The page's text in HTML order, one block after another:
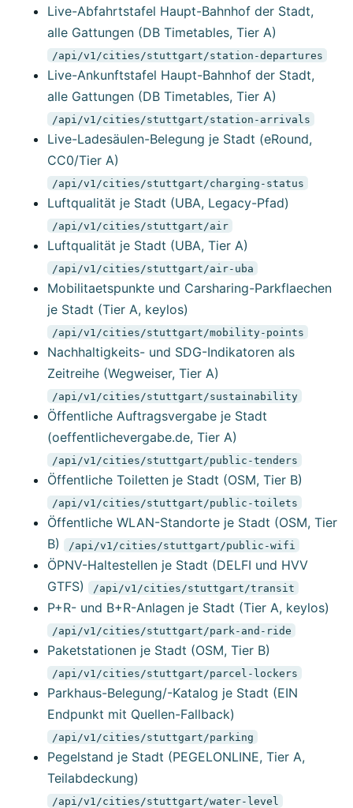
Live-Abfahrtstafel Haupt-Bahnhof der Stadt,
alle Gattungen (DB Timetables, Tier A)
/api/v1/cities/stuttgart/station-departures
Live-Ankunftstafel Haupt-Bahnhof der Stadt,
alle Gattungen (DB Timetables, Tier A)
/api/v1/cities/stuttgart/station-arrivals
Live-Ladesäulen-Belegung je Stadt (eRound,
CC0/Tier A)
/api/v1/cities/stuttgart/charging-status
Luftqualität je Stadt (UBA, Legacy-Pfad)
/api/v1/cities/stuttgart/air
Luftqualität je Stadt (UBA, Tier A)
/api/v1/cities/stuttgart/air-uba
Mobilitaetspunkte und Carsharing-Parkflaechen
je Stadt (Tier A, keylos)
/api/v1/cities/stuttgart/mobility-points
Nachhaltigkeits- und SDG-Indikatoren als
Zeitreihe (Wegweiser, Tier A)
/api/v1/cities/stuttgart/sustainability
Öffentliche Auftragsvergabe je Stadt
(oeffentlichevergabe.de, Tier A)
/api/v1/cities/stuttgart/public-tenders
Öffentliche Toiletten je Stadt (OSM, Tier B)
/api/v1/cities/stuttgart/public-toilets
Öffentliche WLAN-Standorte je Stadt (OSM, Tier
B)
/api/v1/cities/stuttgart/public-wifi
ÖPNV-Haltestellen je Stadt (DELFI und HVV
GTFS)
/api/v1/cities/stuttgart/transit
P+R- und B+R-Anlagen je Stadt (Tier A, keylos)
/api/v1/cities/stuttgart/park-and-ride
Paketstationen je Stadt (OSM, Tier B)
/api/v1/cities/stuttgart/parcel-lockers
Parkhaus-Belegung/-Katalog je Stadt (EIN
Endpunkt mit Quellen-Fallback)
/api/v1/cities/stuttgart/parking
Pegelstand je Stadt (PEGELONLINE, Tier A,
Teilabdeckung)
/api/v1/cities/stuttgart/water-level